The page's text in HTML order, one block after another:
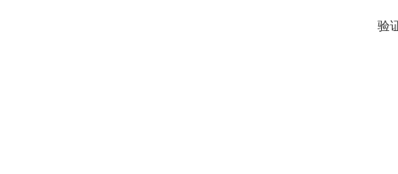
验